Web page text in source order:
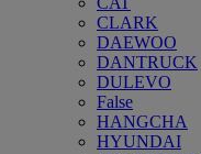
CLARK
DAEWOO
DANTRUCK
DULEVO
False
HANGCHA
HYUNDAI